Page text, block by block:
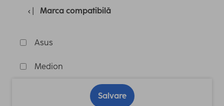
Marca compatibilă
Asus
Medion
Salvare